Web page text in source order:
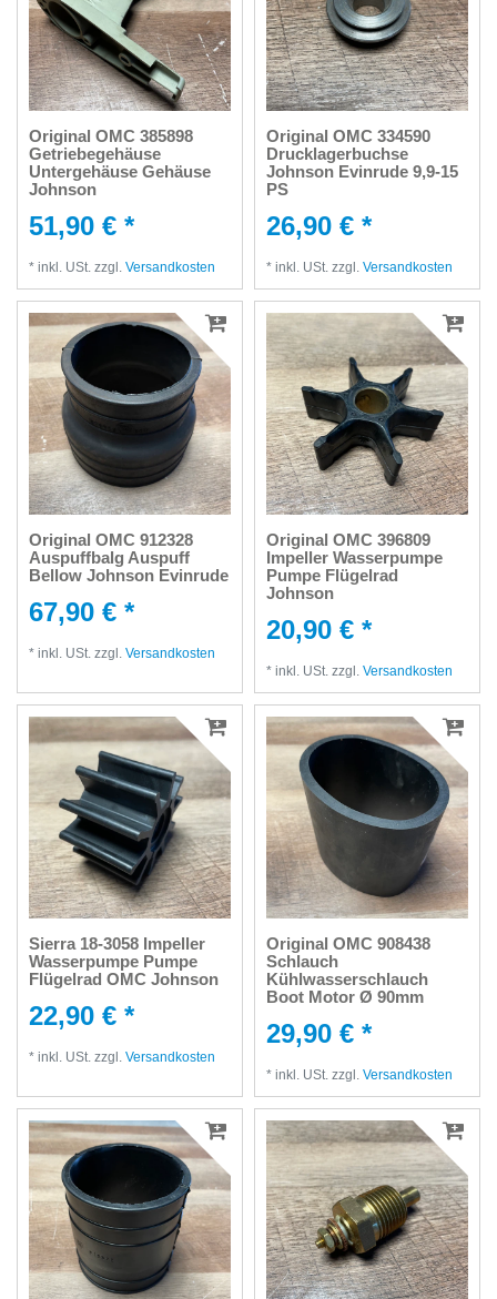
Original OMC 385898
Getriebegehäuse
Untergehäuse Gehäuse
Johnson
51,90 € *
* inkl. USt. zzgl. Versandkosten
Original OMC 334590
Drucklagerbuchse
Johnson Evinrude 9,9-15
PS
26,90 € *
* inkl. USt. zzgl. Versandkosten
Original OMC 912328
Auspuffbalg Auspuff
Bellow Johnson Evinrude
67,90 € *
* inkl. USt. zzgl. Versandkosten
Original OMC 396809
Impeller Wasserpumpe
Pumpe Flügelrad
Johnson
20,90 € *
* inkl. USt. zzgl. Versandkosten
Sierra 18-3058 Impeller
Wasserpumpe Pumpe
Flügelrad OMC Johnson
22,90 € *
* inkl. USt. zzgl. Versandkosten
Original OMC 908438
Schlauch
Kühlwasserschlauch
Boot Motor Ø 90mm
29,90 € *
* inkl. USt. zzgl. Versandkosten